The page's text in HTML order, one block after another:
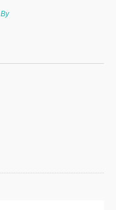
ಪ್ರಯತ್ನಿಸಿ
By